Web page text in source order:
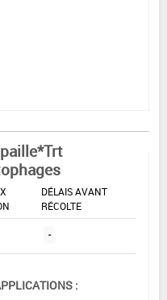
DÉLAIS AVANT
RÉCOLTE
-
: